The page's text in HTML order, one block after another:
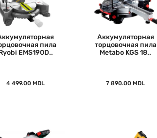
пила
EMS190D..
4 499.00 MDL
Аккумуляторная
торцовочная пила
Metabo KGS 18..
7 890.00 MDL